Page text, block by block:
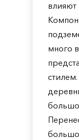
влияют
много